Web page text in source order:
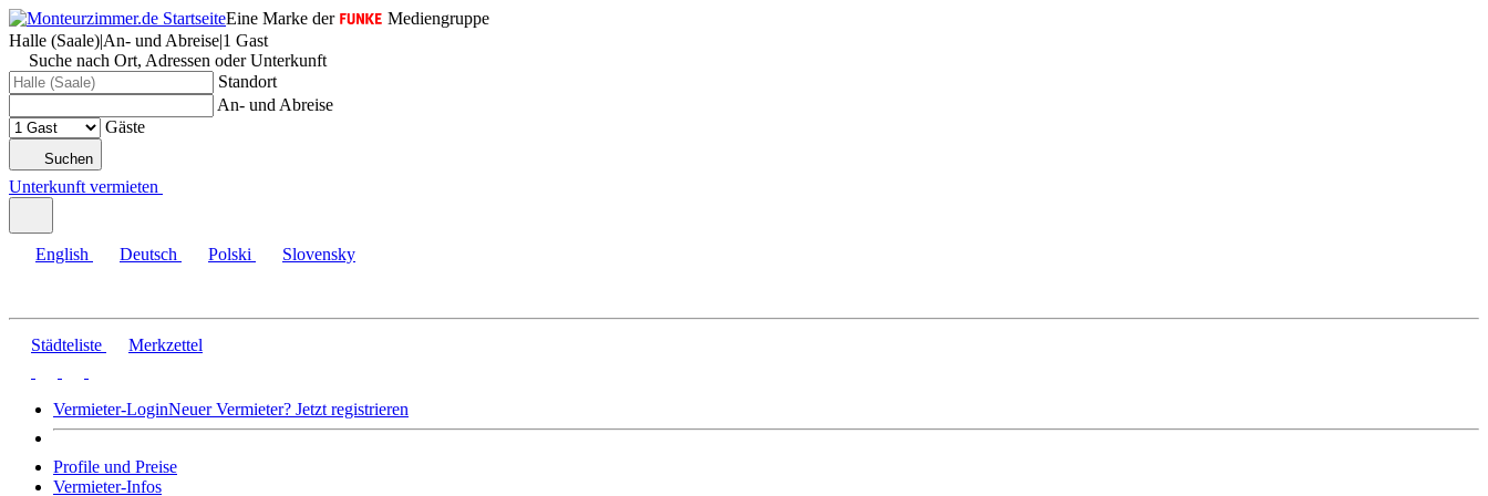
Eine Marke der
Mediengruppe
Halle (Saale)|An- und Abreise|1 Gast
Suche nach Ort, Adressen oder Unterkunft
Standort
An- und Abreise
Gäste
Suchen
Unterkunft vermieten
English Deutsch Polski Slovensky
Städteliste Merkzettel
Vermieter-LoginNeuer Vermieter? Jetzt registrieren
Profile und Preise
Vermieter-Infos